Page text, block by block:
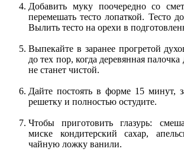
Добавить муку поочередно со
перемешать тесто лопаткой. Тесто
Вылить тесто на орехи в
Выпекайте в заранее прогретой
до тех пор, когда деревянная палочка
не станет чистой.
Дайте постоять в форме 15 минут,
решетку и полностью остудите.
Чтобы приготовить глазурь:
миске кондитерский сахар,
чайную ложку ванили.